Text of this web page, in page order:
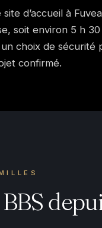
d’accueil à
soit environ 5 h
choix de sécurité
confirmé.